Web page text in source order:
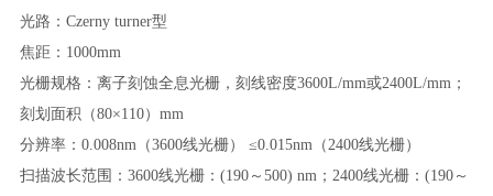
光路： Czerny turner型
焦距： 1000mm
光栅规格：离子刻蚀全息光栅，刻线密度3600L/mm或2400L/mm；
刻划面积（80×110）mm
分辨率： 0.008nm（3600线光栅） ≤0.015nm（2400线光栅）
扫描波长范围： 3600线光栅：(190～500) nm；2400线光栅：(190～